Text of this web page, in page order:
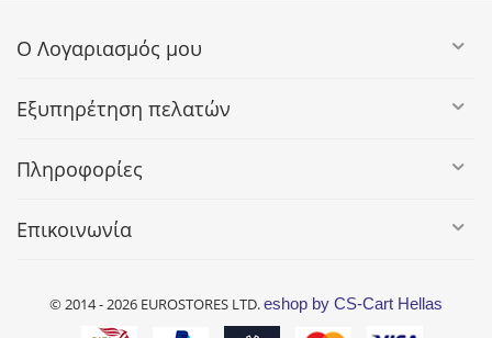
Ο Λογαριασμός μου
Εξυπηρέτηση πελατών
Πληροφορίες
Επικοινωνία
© 2014 - 2026 EUROSTORES LTD.eshop by CS-Cart Hellas